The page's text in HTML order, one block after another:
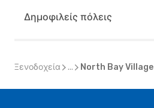
Δημοφιλείς πόλεις
Ξενοδοχεία ... North Bay Village